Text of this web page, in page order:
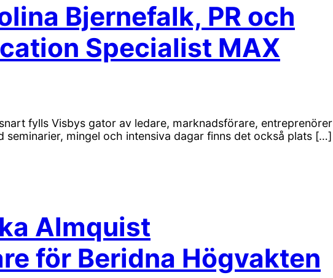
Bjernefalk, PR och
Specialist MAX
fylls Visbys gator av ledare, marknadsförare,
seminarier, mingel och intensiva dagar finns det också plats […]
Almquist
för Beridna Högvakten